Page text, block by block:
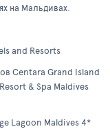
на Мальдивах.
and Resorts
Centara Grand Island
& Spa Maldives
Lagoon Maldives 4*